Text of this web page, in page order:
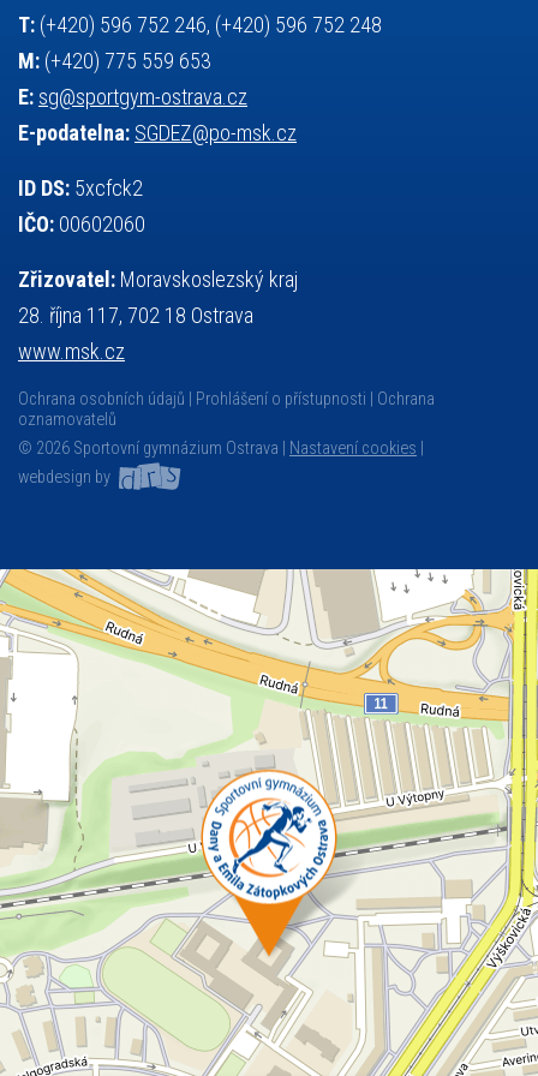
T: (+420) 596 752 246, (+420) 596 752 248
M: (+420) 775 559 653
E: sg@sportgym-ostrava.cz
E-podatelna: SGDEZ@po-msk.cz
ID DS: 5xcfck2
IČO: 00602060
Zřizovatel: Moravskoslezský kraj
28. října 117, 702 18 Ostrava
www.msk.cz
Ochrana osobních údajů Prohlášení o přístupnosti
Ochrana
oznamovatelů
© 2026 Sportovní gymnázium Ostrava |
Nastavení cookies
webdesign by